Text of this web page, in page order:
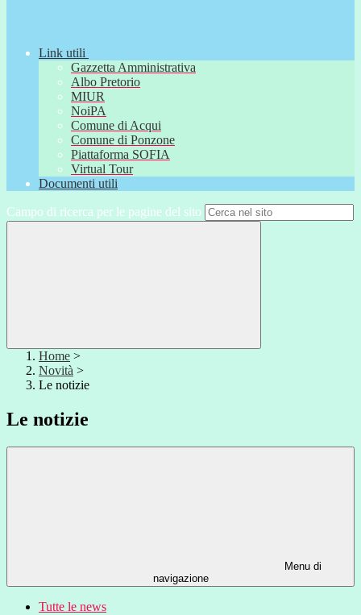
Link utili
Gazzetta Amministrativa
Albo Pretorio
MIUR
NoiPA
Comune di Acqui
Comune di Ponzone
Piattaforma SOFIA
Virtual Tour
Documenti utili
Campo di ricerca per le pagine del sito
Home >
Novità >
Le notizie
Le notizie
Menu di
navigazione
Tutte le news